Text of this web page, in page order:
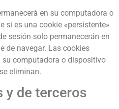
en su computadora o
si es una cookie «persistente»
sesión solo permanecerán en
de navegar. Las cookies
su computadora o dispositivo
eliminan.
y de terceros